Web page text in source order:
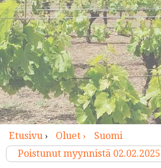
Etusivu› Oluet ›
Suomi
Poistunut myynnistä 02.02.2025